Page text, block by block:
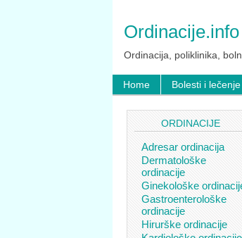
Ordinacije.info
Ordinacija, poliklinika,
Home Bolesti i lečenje
ORDINACIJE
Adresar ordinacija
Dermatološke
ordinacije
Ginekološke
Gastroenterološke
ordinacije
Hirurške ordinacije